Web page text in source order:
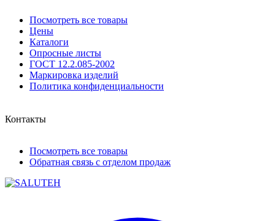
Посмотреть все товары
Цены
Каталоги
Опросные листы
ГОСТ 12.2.085-2002
Маркировка изделий
Политика конфиденциальности
Контакты
Посмотреть все товары
Обратная связь с отделом продаж